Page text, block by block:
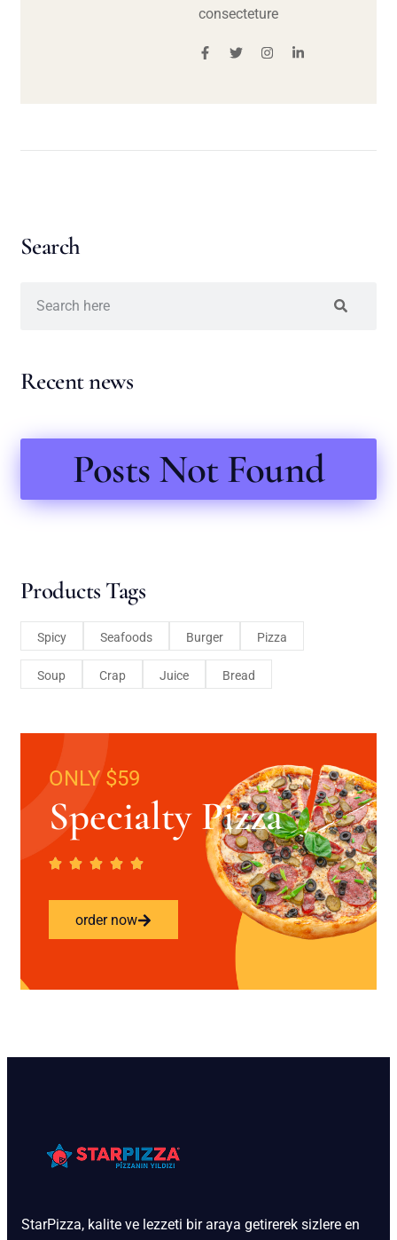
consecteture
Search
Recent news
Posts Not Found
Products Tags
Spicy Seafoods Burger Pizza
Soup Crap Juice Bread
ONLY $59
Specialty Pizza
order now
StarPizza, kalite ve lezzeti bir araya getirerek sizlere en